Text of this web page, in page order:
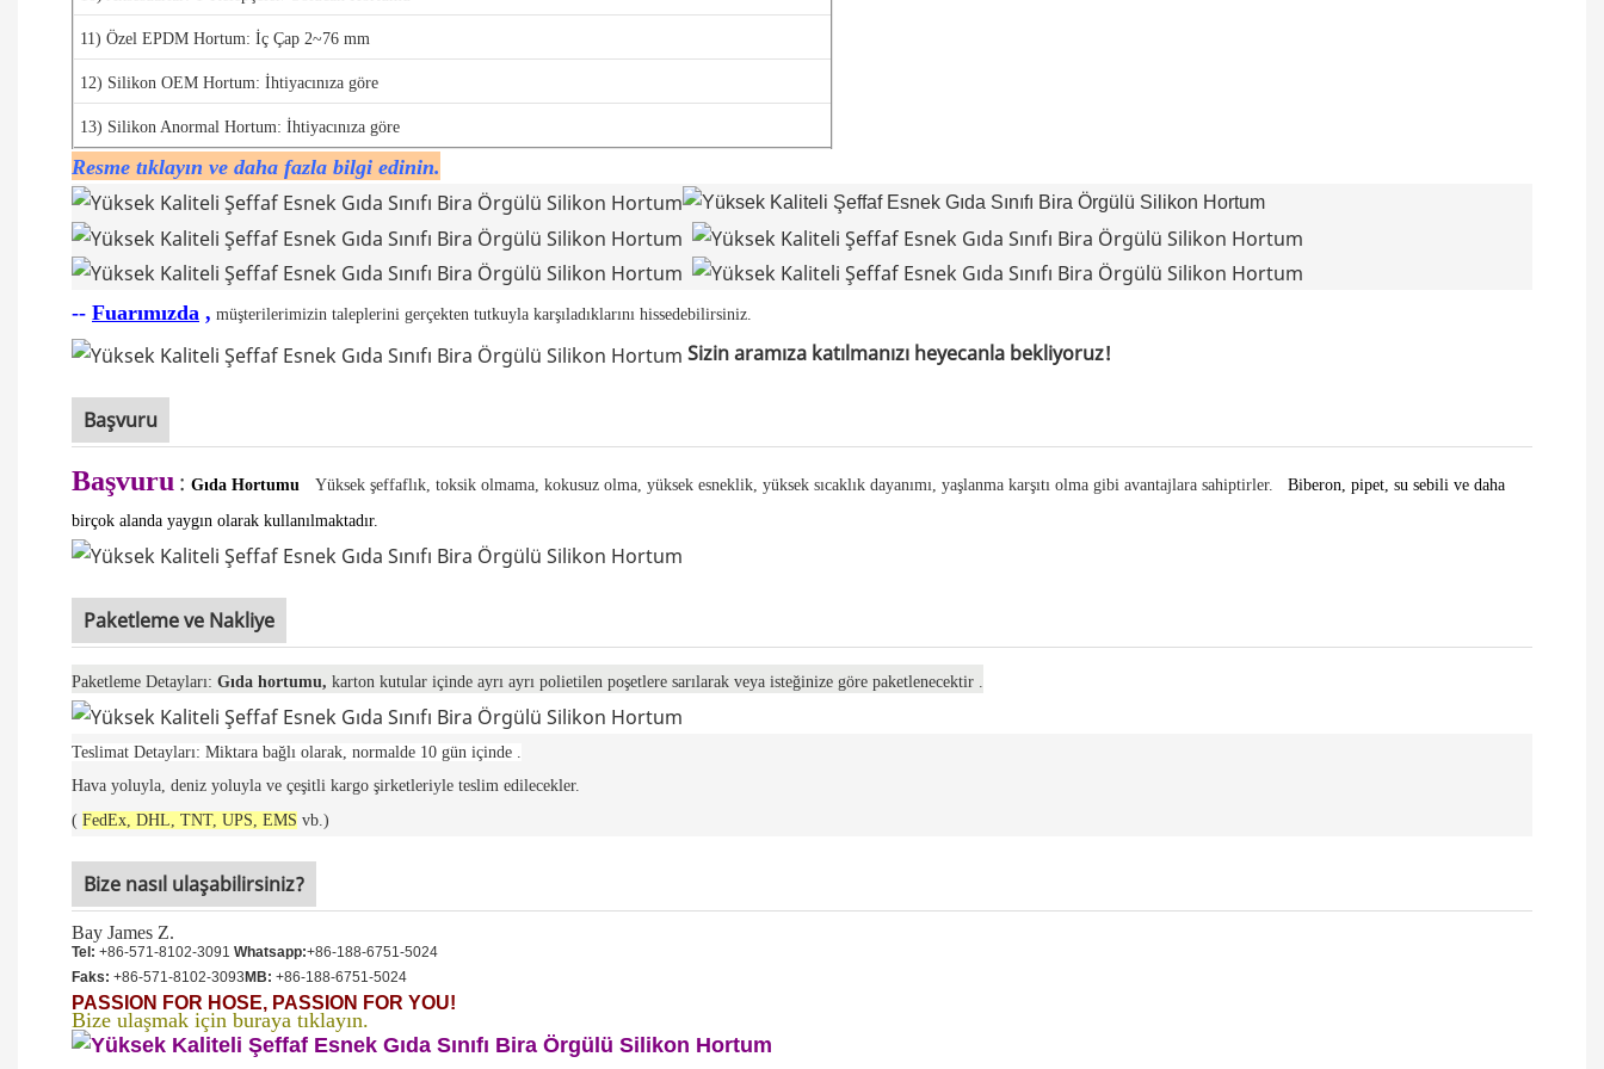
11) Özel EPDM Hortum: İç Çap 2~76 mm
12) Silikon OEM Hortum: İhtiyacınıza göre
13) Silikon Anormal Hortum: İhtiyacınıza göre
Resme tıklayın ve daha fazla bilgi edinin.
-- Fuarımızda , müşterilerimizin taleplerini gerçekten tutkuyla karşıladıklarını hissedebilirsiniz.
Sizin aramıza katılmanızı heyecanla bekliyoruz!
Başvuru
Başvuru : Gıda Hortumu Yüksek şeffaflık, toksik olmama, kokusuz olma, yüksek esneklik, yüksek sıcaklık dayanımı, yaşlanma karşıtı olma gibi avantajlara sahiptirler.
Biberon, pipet, su sebili ve daha
birçok alanda yaygın olarak kullanılmaktadır.
Paketleme ve Nakliye
Paketleme Detayları: Gıda hortumu, karton kutular içinde ayrı ayrı polietilen poşetlere sarılarak veya isteğinize göre paketlenecektir
Teslimat Detayları: Miktara bağlı olarak, normalde 10 gün içinde
Hava yoluyla, deniz yoluyla ve çeşitli kargo şirketleriyle teslim edilecekler.
( FedEx, DHL, TNT, UPS, EMS vb.)
Bize nasıl ulaşabilirsiniz?
Bay James Z.
Tel: +86-571-8102-3091 Whatsapp:+86-188-6751-5024
Faks: +86-571-8102-3093MB: +86-188-6751-5024
PASSION FOR HOSE, PASSION FOR YOU!
Bize ulaşmak için buraya tıklayın.